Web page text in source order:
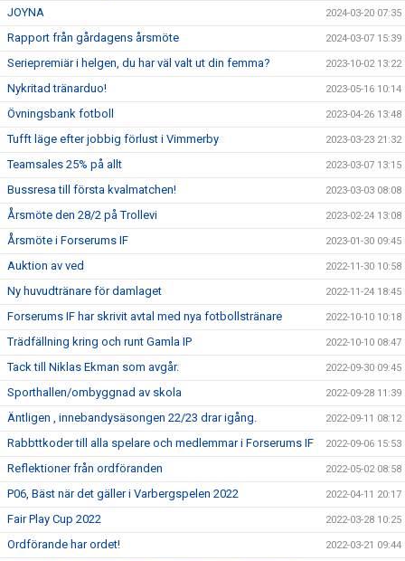
JOYNA 2024-03-20 07:35
Rapport från gårdagens årsmöte 2024-03-07 15:39
Seriepremiär i helgen, du har väl valt ut din femma? 2023-10-02 13:22
Nykritad tränarduo! 2023-05-16 10:14
Övningsbank fotboll 2023-04-26 13:48
Tufft läge efter jobbig förlust i Vimmerby 2023-03-23 21:32
Teamsales 25% på allt 2023-03-07 13:15
Bussresa till första kvalmatchen! 2023-03-03 08:08
Årsmöte den 28/2 på Trollevi 2023-02-24 13:08
Årsmöte i Forserums IF 2023-01-30 09:45
Auktion av ved 2022-11-30 10:58
Ny huvudtränare för damlaget 2022-11-24 18:45
Forserums IF har skrivit avtal med nya fotbollstränare 2022-10-10 10:18
Trädfällning kring och runt Gamla IP 2022-10-10 08:47
Tack till Niklas Ekman som avgår. 2022-09-30 09:45
Sporthallen/ombyggnad av skola 2022-09-28 11:39
Äntligen , innebandysäsongen 22/23 drar igång. 2022-09-11 08:12
Rabbttkoder till alla spelare och medlemmar i Forserums IF 2022-09-06 15:53
Reflektioner från ordföranden 2022-05-02 08:58
P06, Bäst när det gäller i Varbergspelen 2022 2022-04-11 20:17
Fair Play Cup 2022 2022-03-28 10:25
Ordförande har ordet! 2022-03-21 09:44